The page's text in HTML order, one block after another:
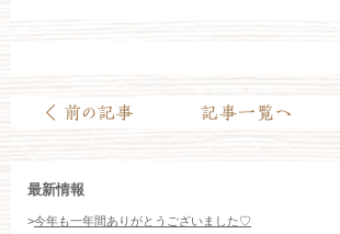
最新情報
>今年も一年間ありがとうございました♡